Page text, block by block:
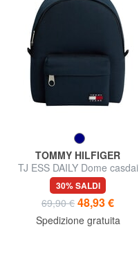
TOMMY HILFIGER
TJ ESS DAILY Dome casdai
30% SALDI
69,90 € 48,93 €
Spedizione gratuita